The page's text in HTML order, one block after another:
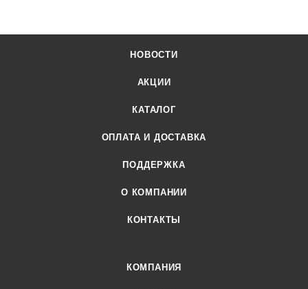
НОВОСТИ
АКЦИИ
КАТАЛОГ
ОПЛАТА И ДОСТАВКА
ПОДДЕРЖКА
О КОМПАНИИ
КОНТАКТЫ
КОМПАНИЯ